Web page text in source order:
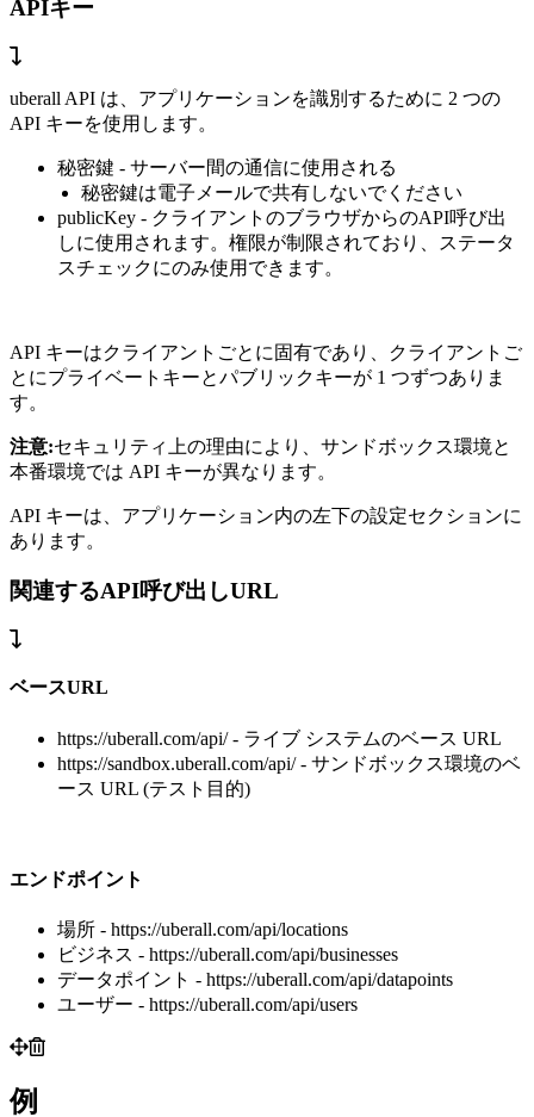
APIキー
uberall API は、アプリケーションを識別するために 2 つの
API キーを使用します。
秘密鍵 - サーバー間の通信に使用される
秘密鍵は電子メールで共有しないでください
publicKey - クライアントのブラウザからのAPI呼び出
しに使用されます。権限が制限されており、ステータ
スチェックにのみ使用できます。
API キーはクライアントごとに固有であり、クライアントご
とにプライベートキーとパブリックキーが 1 つずつありま
す。
注意:セキュリティ上の理由により、サンドボックス環境と
本番環境では API キーが異なります。
API キーは、アプリケーション内の左下の設定セクションに
あります。
関連するAPI呼び出しURL
ベースURL
https://uberall.com/api/ - ライブ システムのベース URL
https://sandbox.uberall.com/api/ - サンドボックス環境のベ
ース URL (テスト目的)
エンドポイント
場所 - https://uberall.com/api/locations
ビジネス - https://uberall.com/api/businesses
データポイント - https://uberall.com/api/datapoints
ユーザー - https://uberall.com/api/users
例